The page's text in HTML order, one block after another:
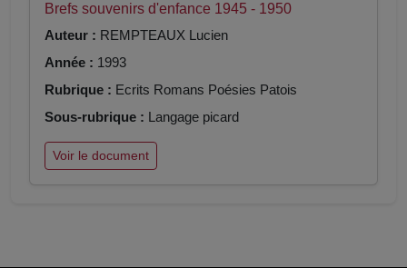
Brefs souvenirs d'enfance 1945 - 1950
Auteur : REMPTEAUX Lucien
Année : 1993
Rubrique : Ecrits Romans Poésies Patois
Sous-rubrique : Langage picard
Voir le document